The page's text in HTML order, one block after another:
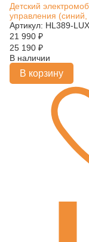
Детский
управления
Артикул: HL389-
21 990 ₽
25 190 ₽
В наличии
В корзину